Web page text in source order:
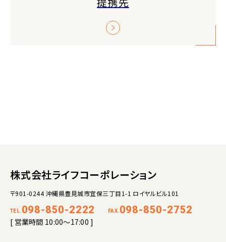
株式会社ライフコーポレーション
〒901-0244 沖縄県豊見城市宜保三丁目1-1 ロイヤルビル101
TEL. 098-850-2222 FAX. 098-850-2752
[ 営業時間 10:00～17:00 ]